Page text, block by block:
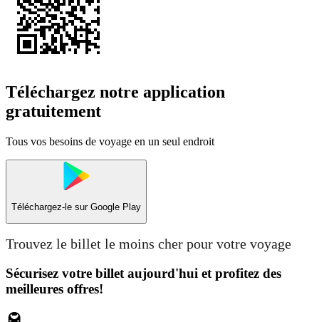
Téléchargez notre application
gratuitement
Tous vos besoins de voyage en un seul endroit
Téléchargez-le sur Google Play
Trouvez le billet le moins cher pour votre voyage
Sécurisez votre billet aujourd'hui et profitez des
meilleures offres!